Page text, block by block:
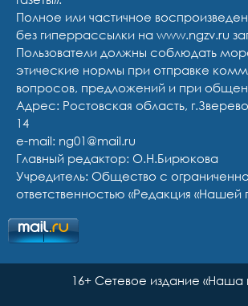
Полное или частичное
без гиперрассылки на www.ngzv.ru
Пользователи должны соблюдать
этические нормы при отправке
вопросов, предложений и при
Адрес: Ростовская область,
14
e-mail: ng01@mail.ru
Главный редактор: О.Н.Бирюкова
Учредитель: Общество с
ответственностью «Редакция «Нашей
16+ Сетевое издание «Наша